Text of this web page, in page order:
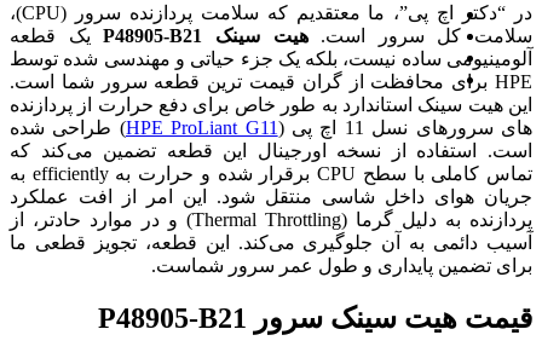
در “دکتر اچ پی”، ما معتقدیم که سلامت پردازنده سرور (CPU)،
سلامت کل سرور است.هیت سینک P48905-B21
یک قطعه
آلومینیومی ساده نیست، بلکه یک جزء حیاتی و مهندسی شده توسط
HPE برای محافظت از گران قیمت ترین قطعه سرور شما است.
این هیت سینک استاندارد به طور خاص برای دفع حرارت از پردازنده
های سرورهای نسل 11 اچ پی (
HPE ProLiant G11) طراحی شده
است. استفاده از نسخه اورجینال این قطعه تضمین می‌کند که
تماس کاملی با سطح CPU برقرار شده و حرارت به efficiently به
جریان هوای داخل شاسی منتقل شود. این امر از افت عملکرد
پردازنده به دلیل گرما (Thermal Throttling) و در موارد حادتر، از
آسیب دائمی به آن جلوگیری می‌کند. این قطعه، تجویز قطعی ما
برای تضمین پایداری و طول عمر سرور شماست.
قیمت هیت سینک سرور P48905-B21